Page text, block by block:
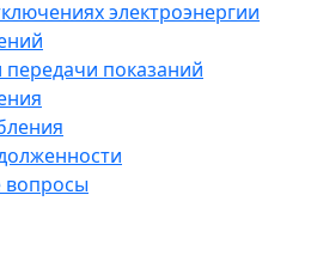
электроэнергии
показаний
вопросы